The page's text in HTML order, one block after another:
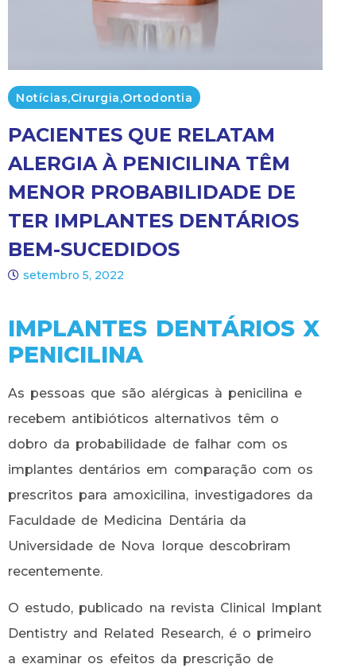
Notícias,Cirurgia,Ortodontia
PACIENTES QUE RELATAM
ALERGIA À PENICILINA TÊM
MENOR PROBABILIDADE DE
TER IMPLANTES DENTÁRIOS
BEM-SUCEDIDOS
setembro 5, 2022
IMPLANTES DENTÁRIOS X
PENICILINA
As pessoas que são alérgicas à penicilina e
recebem antibióticos alternativos têm o
dobro da probabilidade de falhar com os
implantes dentários em comparação com os
prescritos para amoxicilina, investigadores da
Faculdade de Medicina Dentária da
Universidade de Nova Iorque descobriram
recentemente.
O estudo, publicado na revista Clinical Implant
Dentistry and Related Research, é o primeiro
a examinar os efeitos da prescrição de